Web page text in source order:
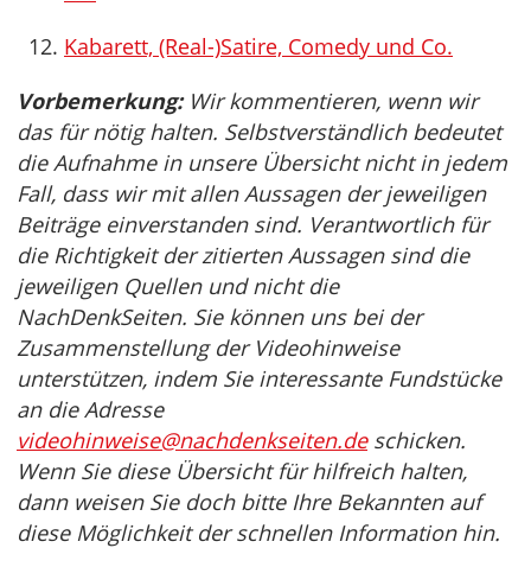
Kabarett, (Real-)Satire, Comedy und Co.
Vorbemerkung:Wir kommentieren, wenn wir
das für nötig halten. Selbstverständlich bedeutet
die Aufnahme in unsere Übersicht nicht in jedem
Fall, dass wir mit allen Aussagen der jeweiligen
Beiträge einverstanden sind. Verantwortlich für
die Richtigkeit der zitierten Aussagen sind die
jeweiligen Quellen und nicht die
NachDenkSeiten. Sie können uns bei der
Zusammenstellung der Videohinweise
unterstützen, indem Sie interessante Fundstücke
an die Adresse
videohinweise@nachdenkseiten.deschicken.
Wenn Sie diese Übersicht für hilfreich halten,
dann weisen Sie doch bitte Ihre Bekannten auf
diese Möglichkeit der schnellen Information hin.